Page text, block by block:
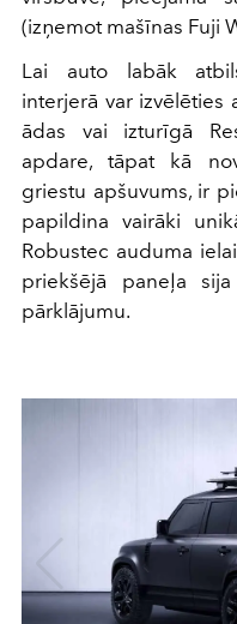
(izņemot mašīnas Fuji
Lai auto labāk
interjerā var izvēlēties
ādas vai izturīgā
apdare, tāpat kā
griestu apšuvums, ir
papildina vairāki
Robustec auduma
priekšējā paneļa
pārklājumu.